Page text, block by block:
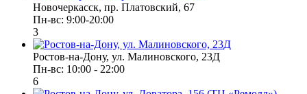
Новочеркасск, пр. Платовский, 67
Пн-вс: 9:00-20:00
3
Ростов-на-Дону, ул. Малиновского, 23Д
Пн-вс: 10:00 - 22:00
6